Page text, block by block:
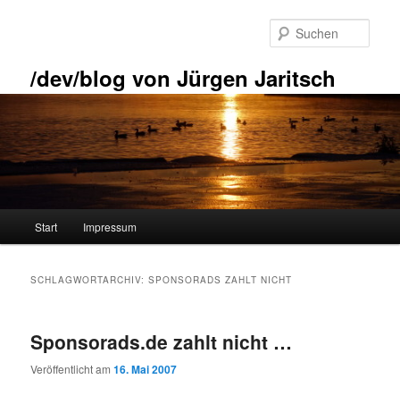
/dev/blog von Jürgen Jaritsch
Start Impressum
SCHLAGWORTARCHIV:SPONSORADS ZAHLT NICHT
Sponsorads.de zahlt nicht …
Veröffentlicht am16. Mai 2007